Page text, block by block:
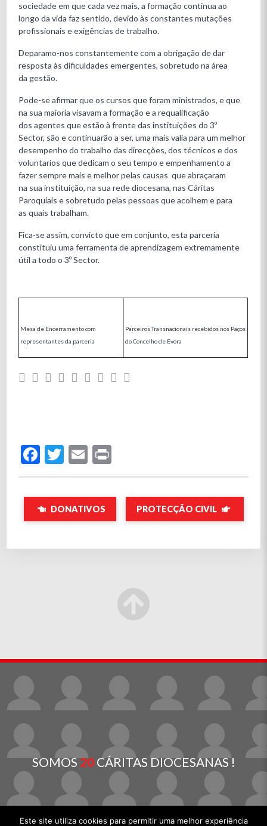
sociedade em que cada vez mais, a formação continua ao
longo da vida faz sentido, devido às constantes mutações
profissionais e exigências de trabalho.
Deparamo-nos constantemente com a obrigação de dar
resposta às dificuldades emergentes, sobretudo na área
da gestão.
Pode-se afirmar que os cursos que foram ministrados, e que
na sua maioria visavam a formação e a requalificação
dos agentes que estão à frente das instituições do 3º
Sector, são e continuarão a ser, uma mais valia para um melhor
desempenho do trabalho das direcções, dos técnicos e dos
voluntarios que dedicam o seu tempo e empenhamento a
fazer sempre mais e melhor pelas causas que abraçaram
na sua instituição, na sua rede diocesana, nas Cáritas
Paroquiais e sobretudo pelas pessoas que acolhem e para
as quais trabalham.
Fica-se assim, convicto que em conjunto, esta parceria
constituiu uma ferramenta de aprendizagem extremamente
útil a todo o 3º Sector.
Mesa de Encerramento com
representantes da parceria
Parceiros Transnacionais recebidos nos Paços
do Concelho de Evora
Facebook
Twitter
Email
DONATIVOS PROTECÇÃO CIVIL
SOMOS20CÁRITAS DIOCESANAS !
Este site utiliza cookies para permitir uma melhor experiência